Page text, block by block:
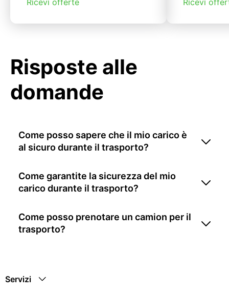
Risposte alle
domande
Come posso sapere che il mio carico è
al sicuro durante il trasporto?
Come garantite la sicurezza del mio
carico durante il trasporto?
Come posso prenotare un camion per il
trasporto?
Servizi